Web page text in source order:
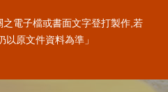
之電子檔或書面文字登打製作,若
原文件資料為準」